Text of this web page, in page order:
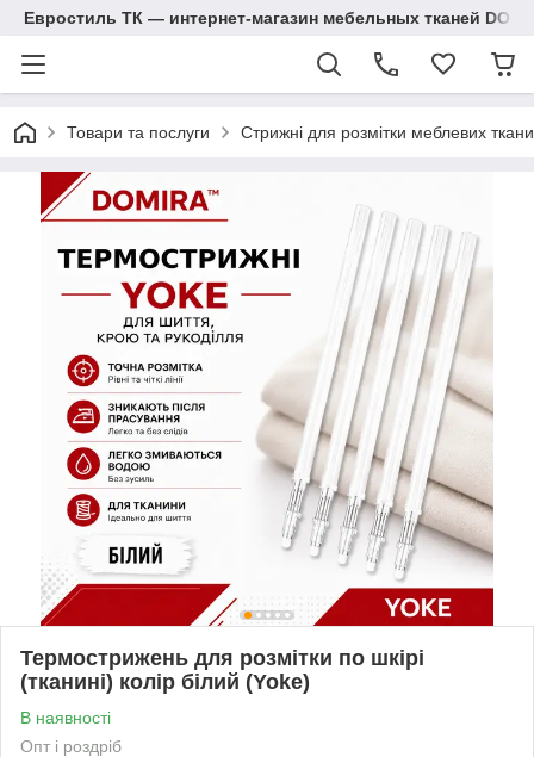
Евростиль ТК — интернет-магазин мебельных тканей
Товари та послуги Стрижні для розмітки меблевих
Термострижень для розмітки по шкірі
(тканині) колір білий (Yoke)
В наявності
Опт і роздріб